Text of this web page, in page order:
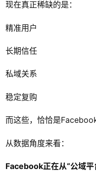
现在真正稀缺的是：
精准用户
长期信任
私域关系
稳定复购
而这些，恰恰是
从数据角度来看：
Facebook正在从“公域平